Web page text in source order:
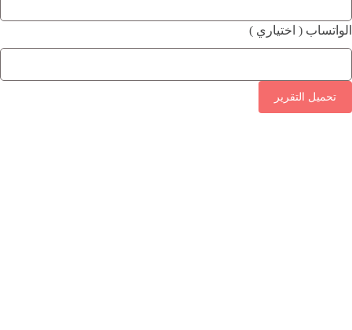
الواتساب ( اختياري )
تحميل التقرير